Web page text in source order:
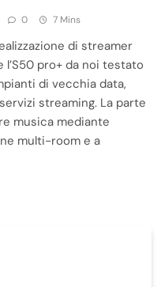
0 7 Mins
di streamer
pro+ da noi testato
di vecchia data,
streaming. La parte
musica mediante
multi-room e a